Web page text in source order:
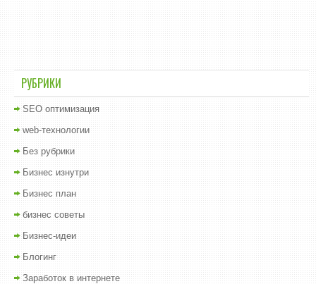
РУБРИКИ
SEO оптимизация
web-технологии
Без рубрики
Бизнес изнутри
Бизнес план
бизнес советы
Бизнес-идеи
Блогинг
Заработок в интернете